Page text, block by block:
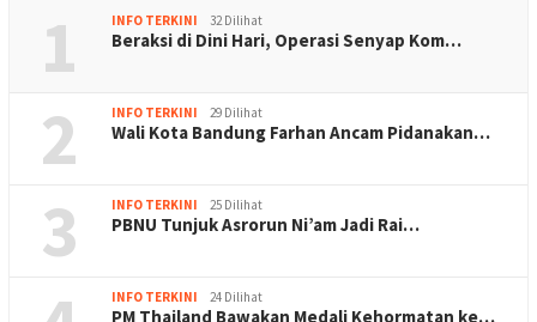
1 INFO TERKINI 32 Dilihat
Beraksi di Dini Hari, Operasi Senyap Kom…
2 INFO TERKINI 29 Dilihat
Wali Kota Bandung Farhan Ancam Pidanakan…
3 INFO TERKINI 25 Dilihat
PBNU Tunjuk Asrorun Ni’am Jadi Rai…
INFO TERKINI 24 Dilihat
PM Thailand Bawakan Medali Kehormatan ke…